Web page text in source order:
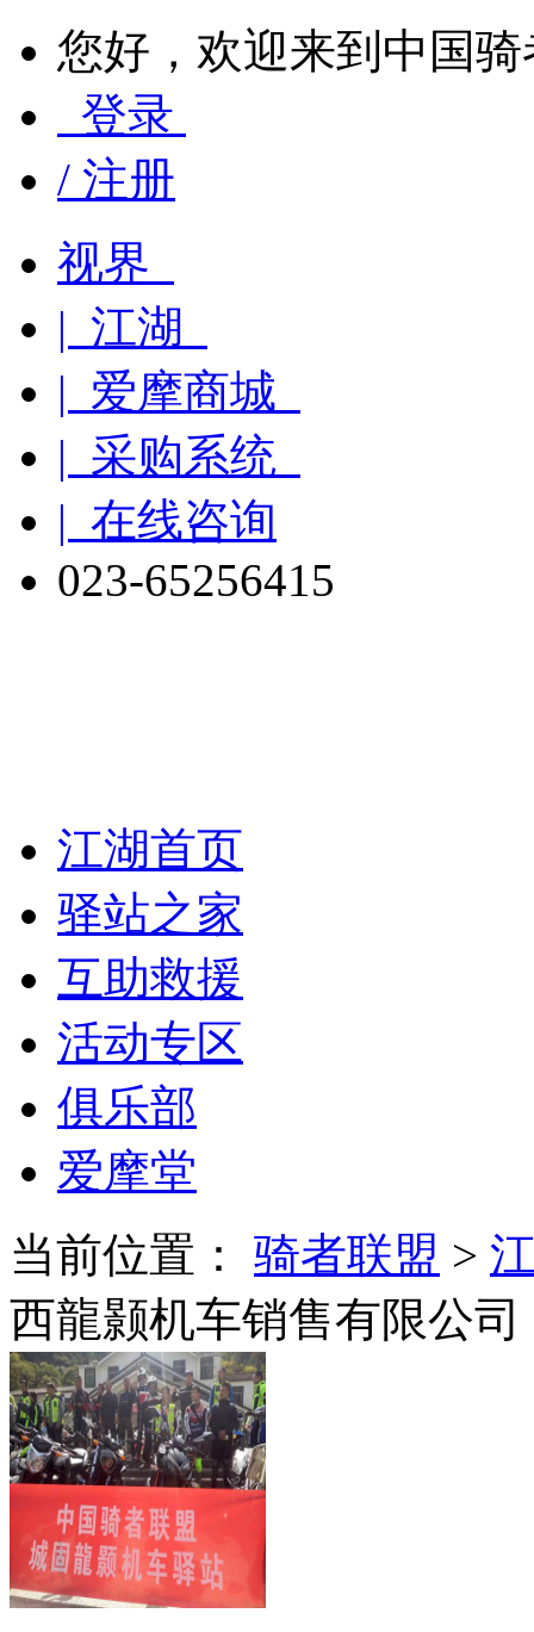
您好，欢迎来到中国
登录
/ 注册
视界
| 江湖
| 爱摩商城
| 采购系统
| 在线咨询
023-65256415
江湖首页
驿站之家
互助救援
活动专区
俱乐部
爱摩堂
当前位置： 骑者联盟 >
西龍颢机车销售有限公司